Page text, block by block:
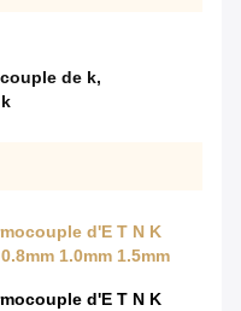
de k,
d'E T N K
1.0mm 1.5mm
d'E T N K